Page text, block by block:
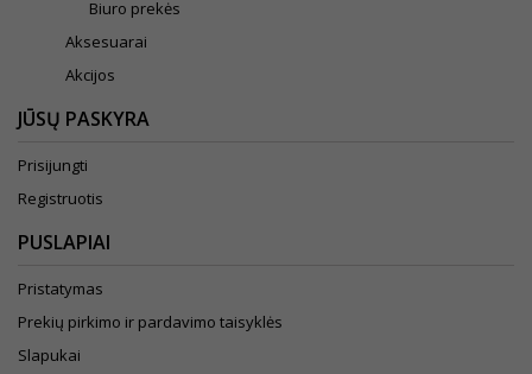
Biuro prekės
Aksesuarai
Akcijos
JŪSŲ PASKYRA
Prisijungti
Registruotis
PUSLAPIAI
Pristatymas
Prekių pirkimo ir pardavimo taisyklės
Slapukai